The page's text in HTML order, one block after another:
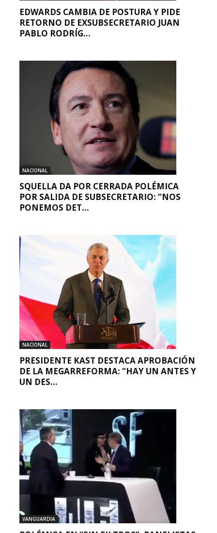
EDWARDS CAMBIA DE POSTURA Y PIDE
RETORNO DE EXSUBSECRETARIO JUAN
PABLO RODRÍG...
NACIONAL
SQUELLA DA POR CERRADA POLÉMICA
POR SALIDA DE SUBSECRETARIO: “NOS
PONEMOS DET...
NACIONAL
PRESIDENTE KAST DESTACA APROBACIÓN
DE LA MEGARREFORMA: “HAY UN ANTES Y
UN DES...
VANGUARDIA